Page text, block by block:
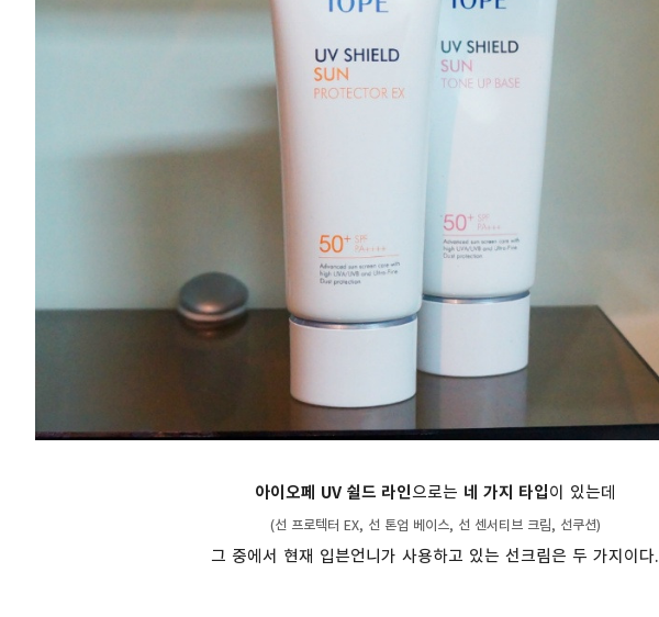
아이오페 UV 쉴드 라인으로는 네 가지 타입이 있는데
(선 프로텍터 EX, 선 톤업 베이스, 선 센서티브 크림, 선쿠션)
그 중에서 현재 입븐언니가 사용하고 있는 선크림은 두 가지이다.